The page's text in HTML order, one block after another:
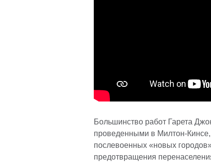
Большинство работ Гарета
проведенными в Милтон-Кинсе,
послевоенных «новых
предотвращения